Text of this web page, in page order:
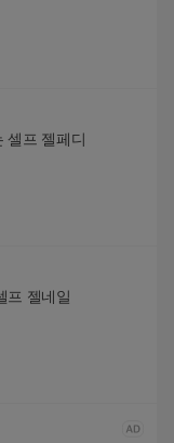
셀프 젤페디
프 젤네일